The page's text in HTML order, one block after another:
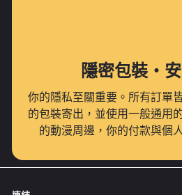
隱密包裝・
你的隱私至關重要。所有訂單
的包裝寄出，並使用一般通用
的動漫周邊，你的付款與個